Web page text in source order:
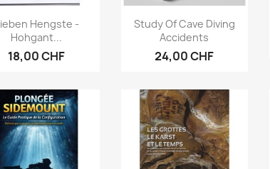
Aperçu rapide
Hengste -
Hohgant...
18,00 CHF
Aperçu rapide
Study Of Cave Diving
Accidents
24,00 CHF